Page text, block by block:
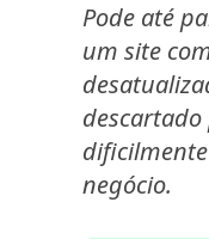
Pode até
um site
negócio.